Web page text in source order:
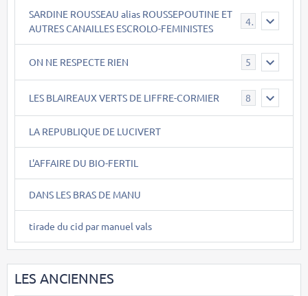
SARDINE ROUSSEAU alias ROUSSEPOUTINE ET
AUTRES CANAILLES ESCROLO-FEMINISTES
40
ON NE RESPECTE RIEN 5
LES BLAIREAUX VERTS DE LIFFRE-CORMIER 8
LA REPUBLIQUE DE LUCIVERT
L'AFFAIRE DU BIO-FERTIL
DANS LES BRAS DE MANU
tirade du cid par manuel vals
LES ANCIENNES